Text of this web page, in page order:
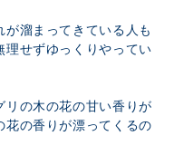
溜まってきている人も
理せずゆっくりやってい
リの木の花の甘い香りが
花の香りが漂ってくるの